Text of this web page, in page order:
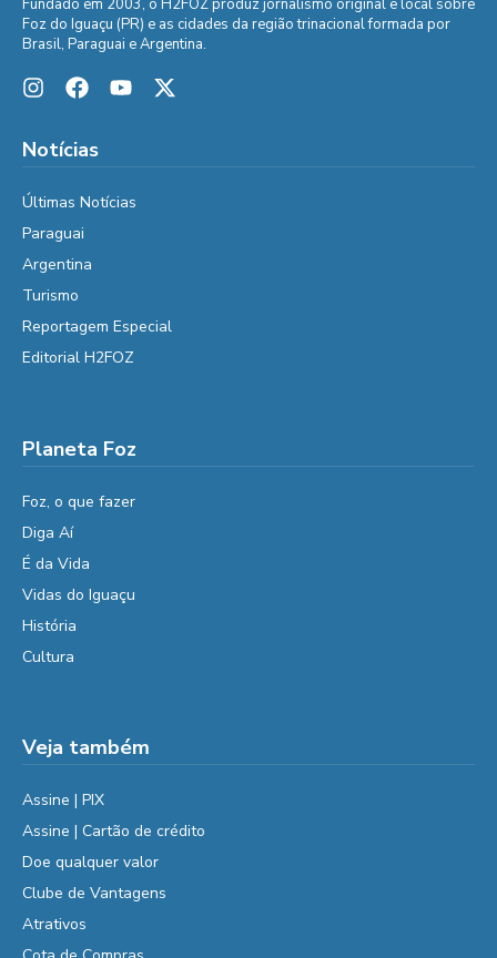
Fundado em 2003, o H2FOZ produz jornalismo original e local sobre
Foz do Iguaçu (PR) e as cidades da região trinacional formada por
Brasil, Paraguai e Argentina.
Notícias
Últimas Notícias
Paraguai
Argentina
Turismo
Reportagem Especial
Editorial H2FOZ
Planeta Foz
Foz, o que fazer
Diga Aí
É da Vida
Vidas do Iguaçu
História
Cultura
Veja também
Assine | PIX
Assine | Cartão de crédito
Doe qualquer valor
Clube de Vantagens
Atrativos